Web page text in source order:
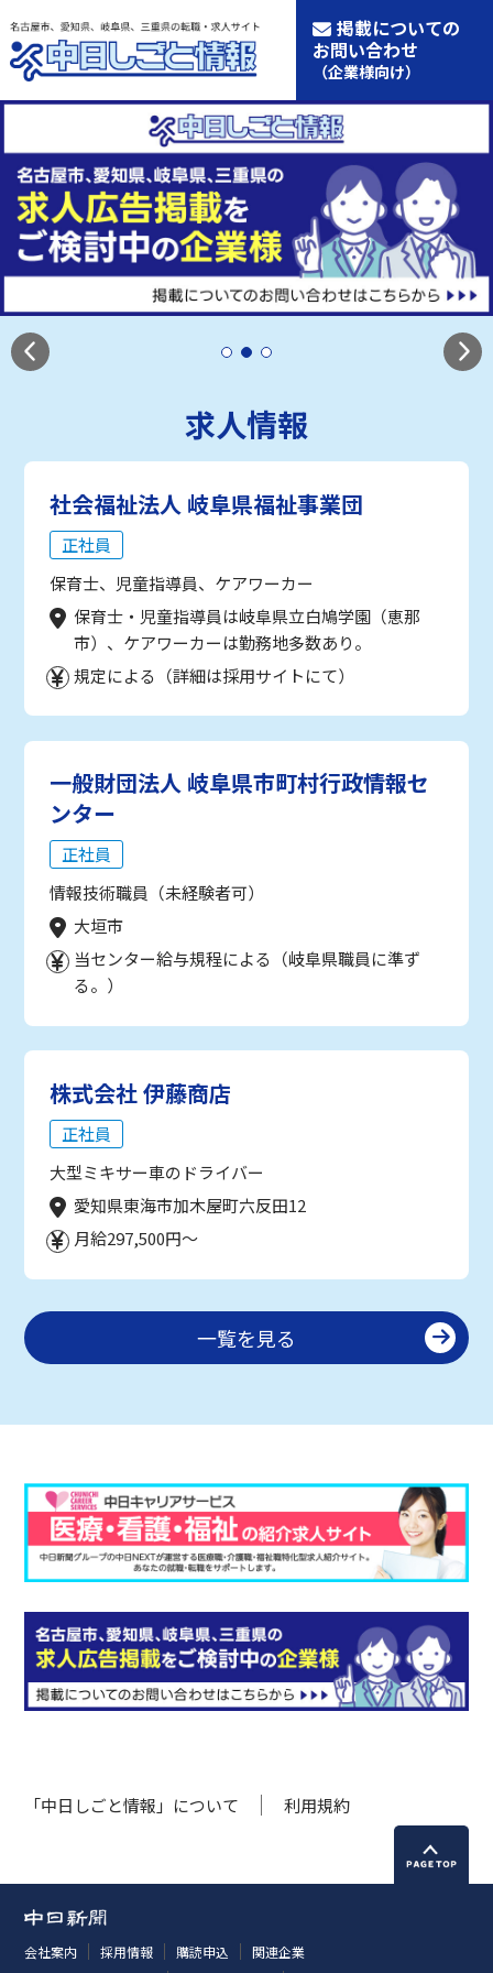
掲載についての
お問い合わせ
（企業様向け）
求人情報
社会福祉法人 岐阜県福祉事業団
正社員
保育士、児童指導員、ケアワーカー
保育士・児童指導員は岐阜県立白鳩学園（恵那
市）、ケアワーカーは勤務地多数あり。
規定による（詳細は採用サイトにて）
一般財団法人 岐阜県市町村行政情報セ
ンター
正社員
情報技術職員（未経験者可）
大垣市
当センター給与規程による（岐阜県職員に準ず
る。）
株式会社 伊藤商店
正社員
大型ミキサー車のドライバー
愛知県東海市加木屋町六反田12
月給297,500円～
一覧を見る
「中日しごと情報」について 利用規約
会社案内 採用情報 購読申込
関連企業